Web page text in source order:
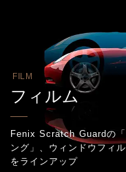
FILM
フィルム
Fenix Scratch Guardの「
ング」、 ウィンドウフィ
をラインアップ